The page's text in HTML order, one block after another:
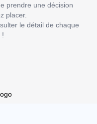
prendre une décision
placer.
le détail de chaque
!